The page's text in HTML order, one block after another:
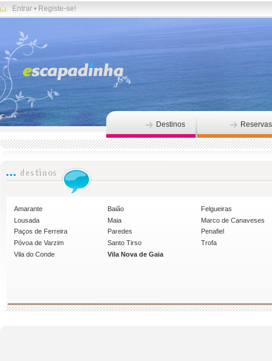
Entrar • Registe-se!
Destinos Reservas
Amarante Baião
Felgueiras
Lousada
Maia
Marco de Canaveses
Paços de Ferreira
Paredes
Penafiel
Póvoa de Varzim
Santo Tirso
Trofa
Vila do Conde
Vila Nova de Gaia